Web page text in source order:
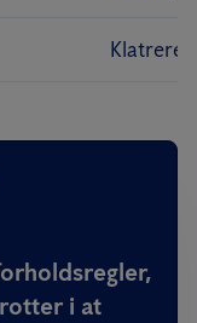
Klatrere
i at